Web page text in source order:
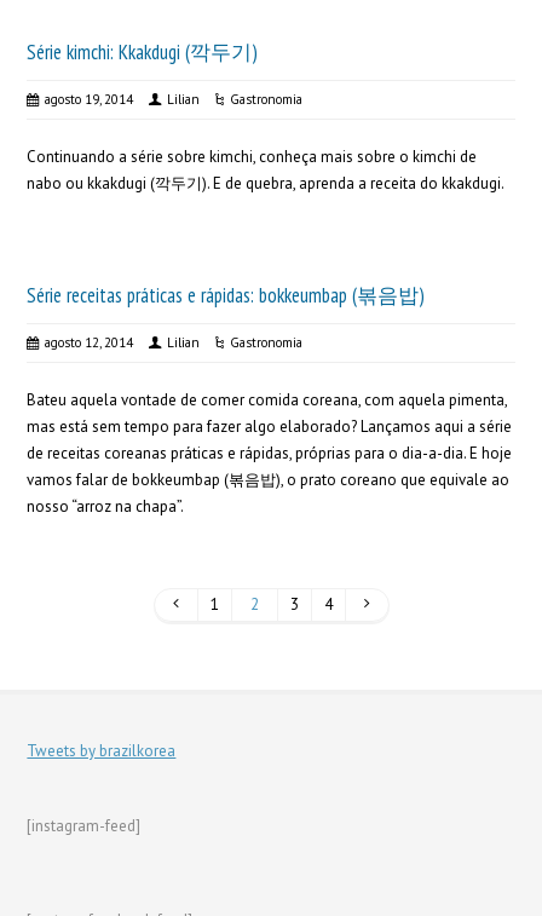
Série kimchi: Kkakdugi (깍두기)
agosto 19, 2014 Lilian Gastronomia
Continuando a série sobre kimchi, conheça mais sobre o kimchi de
nabo ou kkakdugi (깍두기). E de quebra, aprenda a receita do kkakdugi.
Série receitas práticas e rápidas: bokkeumbap (볶음밥)
agosto 12, 2014 Lilian Gastronomia
Bateu aquela vontade de comer comida coreana, com aquela pimenta,
mas está sem tempo para fazer algo elaborado? Lançamos aqui a série
de receitas coreanas práticas e rápidas, próprias para o dia-a-dia. E hoje
vamos falar de bokkeumbap (볶음밥), o prato coreano que equivale ao
nosso “arroz na chapa”.
1 2 3 4
Tweets by brazilkorea
[instagram-feed]